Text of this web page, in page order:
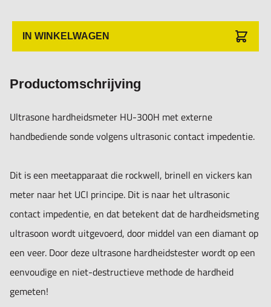
Maakt metingen op een kleine ruimte mogelijk door de
- microscopische indruk (onzichtbaar voor het oog)
- Groot 3,2" LCD scherm met achtergrondverlichting met
vele technische specificaties
- draadloze aansluiting (bluetooth) voor printer
- standaard geleverd met een HP-2K Sonde (20N)
Technische specificaties:
Hardheidsschalen: Vickers (HV), Rockwell C (HRC), Rockwell
A (HRA), Rockwell B (HRB), Brinell (HB)
IN WINKELWAGEN
Productomschrijving
Ultrasone hardheidsmeter HU-300H met externe
handbediende sonde volgens ultrasonic contact impedentie.
Dit is een meetapparaat die rockwell, brinell en vickers kan
meter naar het UCI principe. Dit is naar het ultrasonic
contact impedentie, en dat betekent dat de hardheidsmeting
ultrasoon wordt uitgevoerd, door middel van een diamant op
een veer. Door deze ultrasone hardheidstester wordt op een
eenvoudige en niet-destructieve methode de hardheid
gemeten!